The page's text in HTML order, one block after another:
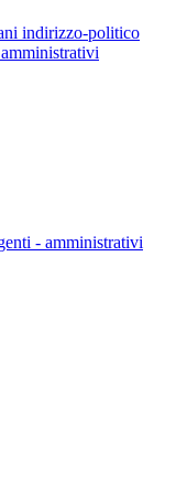
indirizzo-politico
- amministrativi